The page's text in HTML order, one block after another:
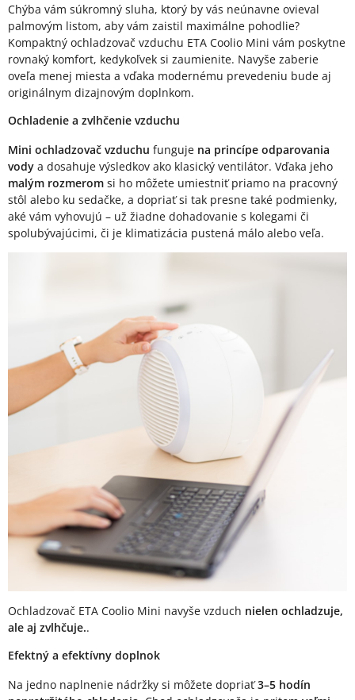
Chýba vám súkromný sluha, ktorý by vás neúnavne ovieval
palmovým listom, aby vám zaistil maximálne pohodlie?
Kompaktný ochladzovač vzduchu ETA Coolio Mini vám poskytne
rovnaký komfort, kedykoľvek si zaumienite. Navyše zaberie
oveľa menej miesta a vďaka modernému prevedeniu bude aj
originálnym dizajnovým doplnkom.
Ochladenie a zvlhčenie vzduchu
Mini ochladzovač vzduchu funguje na princípe odparovania
vody a dosahuje výsledkov ako klasický ventilátor. Vďaka jeho
malým rozmerom si ho môžete umiestniť priamo na pracovný
stôl alebo ku sedačke, a dopriať si tak presne také podmienky,
aké vám vyhovujú – už žiadne dohadovanie s kolegami či
spolubývajúcimi, či je klimatizácia pustená málo alebo veľa.
Ochladzovač ETA Coolio Mini navyše vzduch nielen ochladzuje,
ale aj zvlhčuje..
Efektný a efektívny doplnok
Na jedno naplnenie nádržky si môžete dopriať3–5 hodín